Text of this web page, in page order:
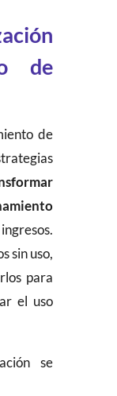
de
de
sin uso,
para
el uso
se